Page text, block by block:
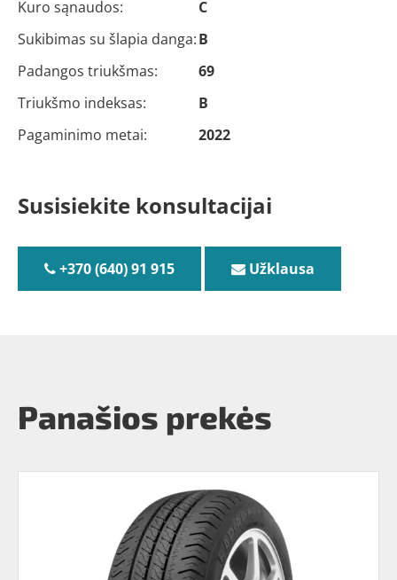
Kuro sąnaudos:
C
Sukibimas su šlapia danga:B
Padangos triukšmas:
69
Triukšmo indeksas:
B
Pagaminimo metai:
2022
Susisiekite konsultacijai
+370 (640) 91 915 Užklausa
Panašios prekės